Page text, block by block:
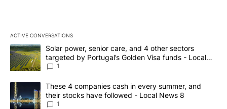
ACTIVE CONVERSATIONS
The following is a list of the most commented articles in the last
A trending article titled "Solar power, senior care, and 4 other
Solar power, senior care, and 4 other sectors
targeted by Portugal’s Golden Visa funds - Local
News 8
1
A trending article titled "These 4 companies cash in every
These 4 companies cash in every summer, and
their stocks have followed - Local News 8
1